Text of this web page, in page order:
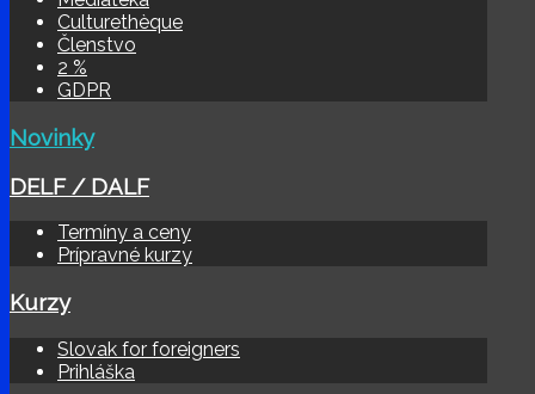
Culturethèque
Členstvo
2 %
GDPR
Novinky
DELF / DALF
Termíny a ceny
Prípravné kurzy
Kurzy
Slovak for foreigners
Prihláška